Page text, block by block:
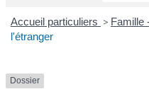
Accueil particuliers > Famille
l'étranger
Dossier